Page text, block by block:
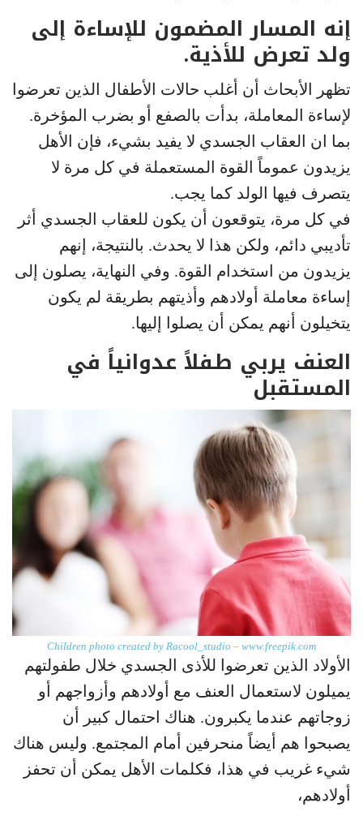
إنه المسار المضمون للإساءة إلى
ولد تعرض للأذية.
تظهر الأبحاث أن أغلب حالات الأطفال الذين تعرضوا
لإساءة المعاملة، بدأت بالصفع أو بضرب المؤخرة.
بما ان العقاب الجسدي لا يفيد بشيء، فإن الأهل
يزيدون عموماً القوة المستعملة في كل مرة لا
يتصرف فيها الولد كما يجب.
في كل مرة، يتوقعون أن يكون للعقاب الجسدي أثر
تأديبي دائم، ولكن هذا لا يحدث. بالنتيجة، إنهم
يزيدون من استخدام القوة. وفي النهاية، يصلون إلى
إساءة معاملة أولادهم وأذيتهم بطريقة لم يكون
يتخيلون أنهم يمكن أن يصلوا إليها.
العنف يربي طفلاً عدوانياً في
المستقبل
Children photo created by Racool_studio – www.freepik.com
الأولاد الذين تعرضوا للأذى الجسدي خلال طفولتهم
يميلون لاستعمال العنف مع أولادهم وأزواجهم أو
زوجاتهم عندما يكبرون. هناك احتمال كبير أن
يصبحوا هم أيضاً منحرفين أمام المجتمع. وليس هناك
شيء غريب في هذا، فكلمات الأهل يمكن أن تحفز
أولادهم،